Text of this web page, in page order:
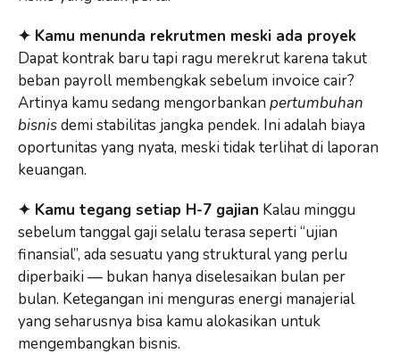
✦ Kamu menunda rekrutmen meski ada proyek
Dapat kontrak baru tapi ragu merekrut karena takut
beban payroll membengkak sebelum invoice cair?
Artinya kamu sedang mengorbankan pertumbuhan
bisnisdemi stabilitas jangka pendek. Ini adalah biaya
oportunitas yang nyata, meski tidak terlihat di laporan
keuangan.
✦ Kamu tegang setiap H-7 gajian Kalau minggu
sebelum tanggal gaji selalu terasa seperti “ujian
finansial”, ada sesuatu yang struktural yang perlu
diperbaiki — bukan hanya diselesaikan bulan per
bulan. Ketegangan ini menguras energi manajerial
yang seharusnya bisa kamu alokasikan untuk
mengembangkan bisnis.